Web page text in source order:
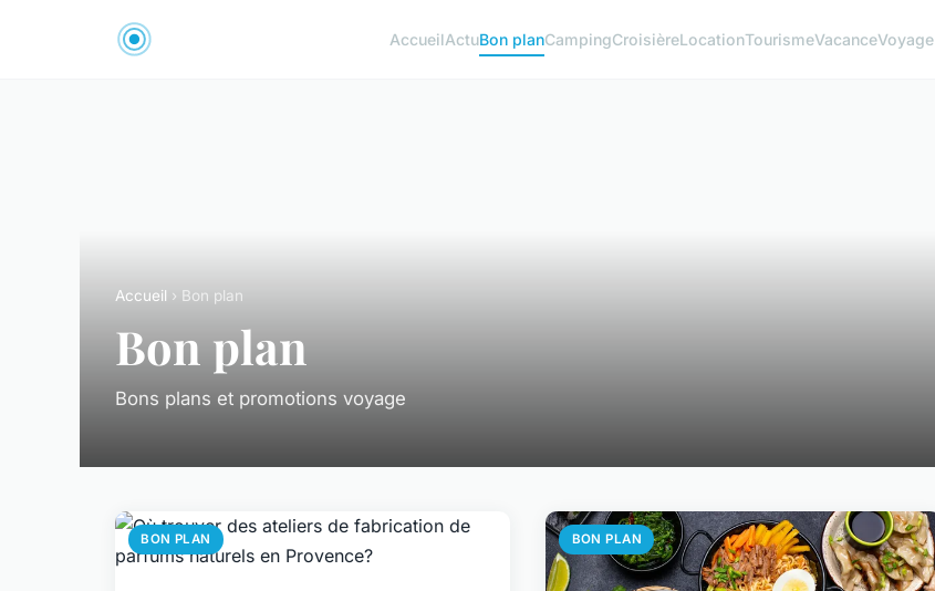
AccueilActuBon planCampingCroisièreLocationTourismeVacanceVoyage
Accueil › Bon plan
Bon plan
Bons plans et promotions voyage
BON PLAN BON PLAN